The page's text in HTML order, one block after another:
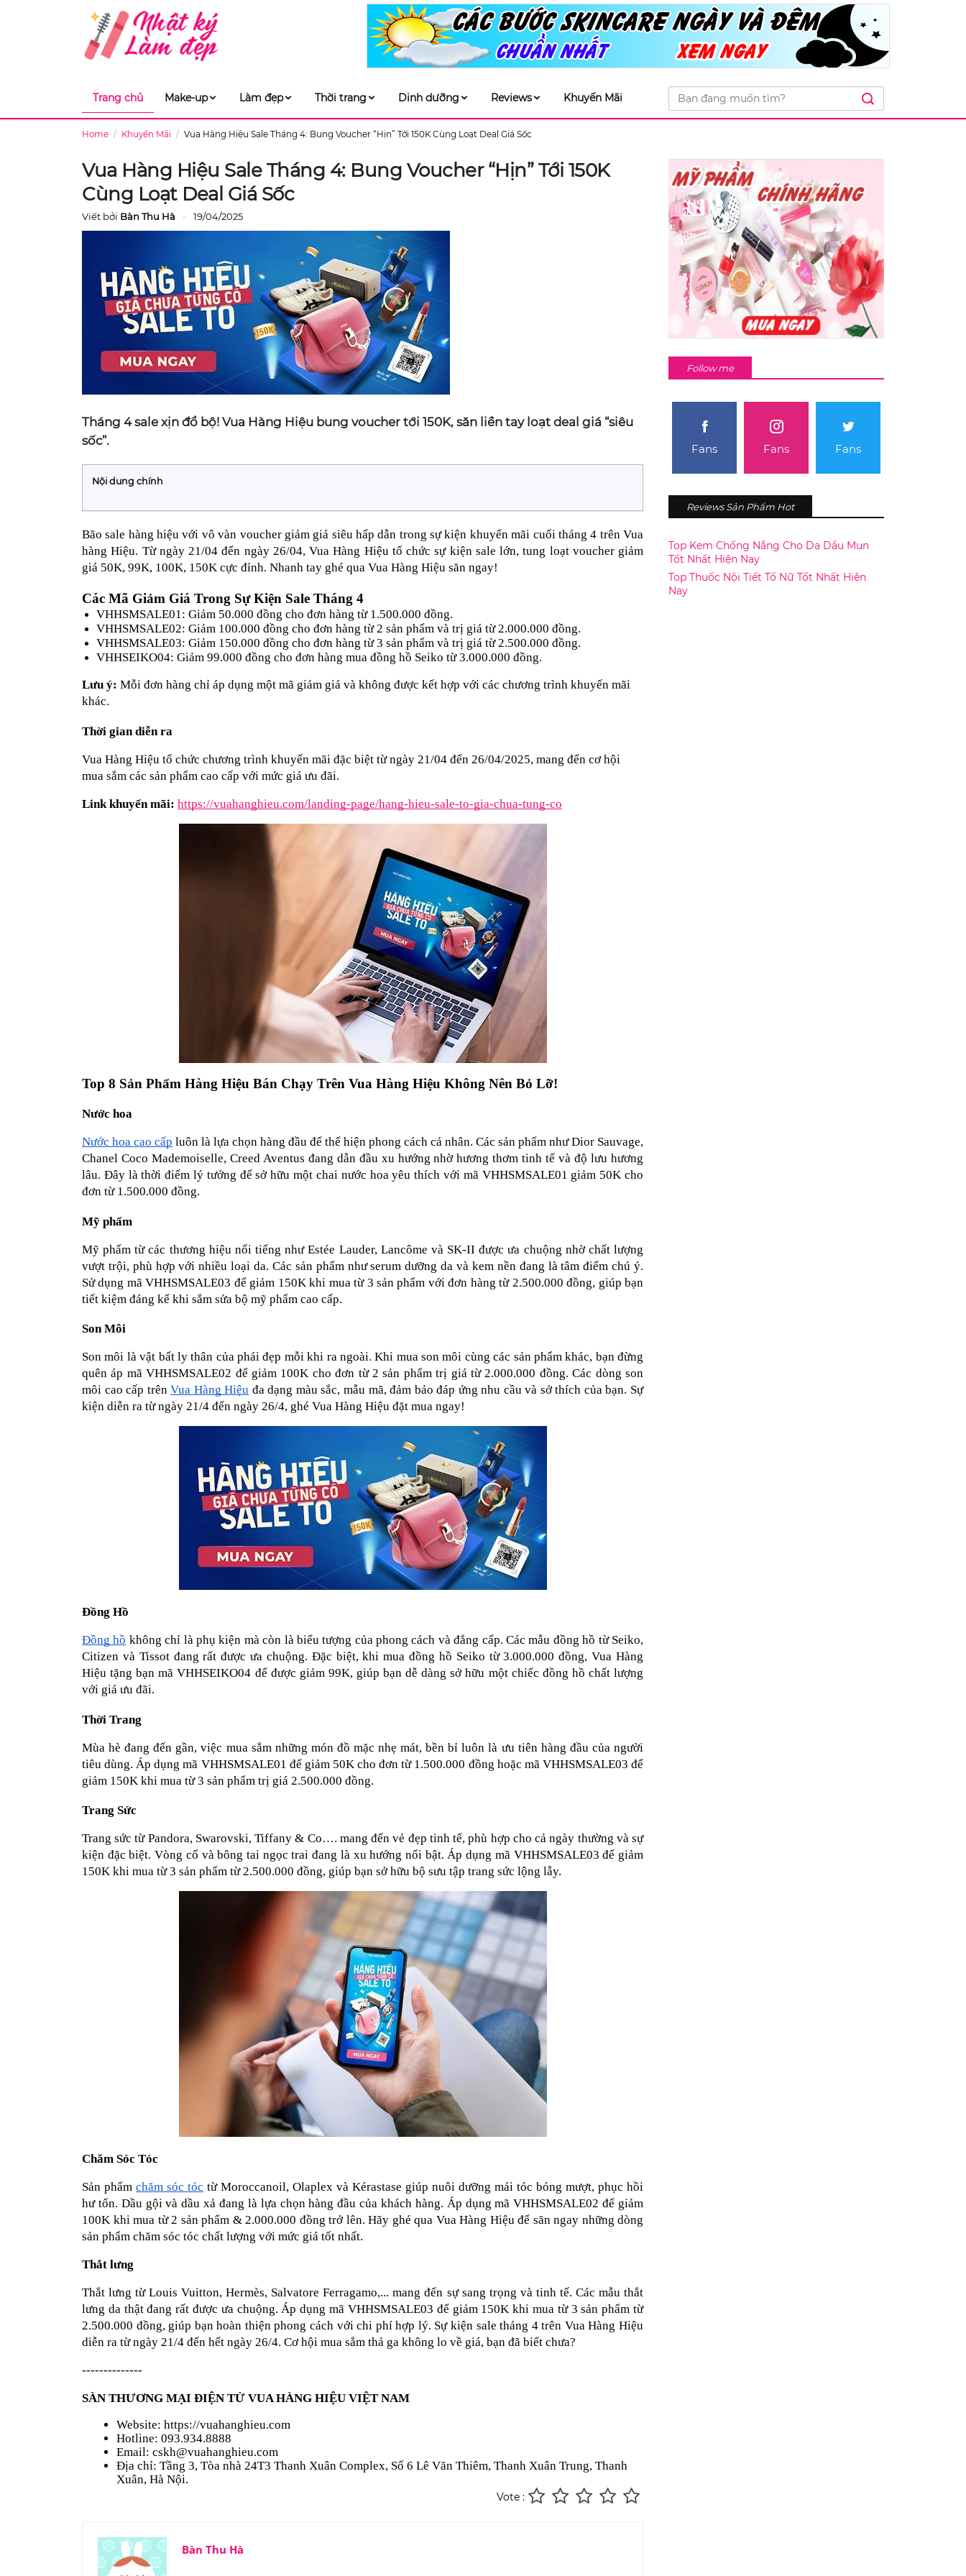
Trang chủ Make-up Làm đẹp Thời trang Dinh dưỡng Reviews Khuyến Mãi
Home Khuyến Mãi Vua Hàng Hiệu Sale Tháng 4: Bung Voucher “Hịn” Tới 150K Cùng Loạt Deal Giá Sốc
Vua Hàng Hiệu Sale Tháng 4: Bung Voucher “Hịn” Tới 150K
Cùng Loạt Deal Giá Sốc
Viết bởi Bàn Thu Hà 19/04/2025
Tháng 4 sale xịn đổ bộ! Vua Hàng Hiệu bung voucher tới 150K, săn liền tay loạt deal giá “siêu
sốc”.
Nội dung chính
Bão sale hàng hiệu với vô vàn voucher giảm giá siêu hấp dẫn trong sự kiện khuyến mãi cuối tháng 4 trên Vua
hàng Hiệu. Từ ngày 21/04 đến ngày 26/04, Vua Hàng Hiệu tổ chức sự kiện sale lớn, tung loạt voucher giảm
giá 50K, 99K, 100K, 150K cực đỉnh. Nhanh tay ghé qua Vua Hàng Hiệu săn ngay!
Các Mã Giảm Giá Trong Sự Kiện Sale Tháng 4
VHHSMSALE01: Giảm 50.000 đồng cho đơn hàng từ 1.500.000 đồng.
VHHSMSALE02: Giảm 100.000 đồng cho đơn hàng từ 2 sản phẩm và trị giá từ 2.000.000 đồng.
VHHSMSALE03: Giảm 150.000 đồng cho đơn hàng từ 3 sản phẩm và trị giá từ 2.500.000 đồng.
VHHSEIKO04: Giảm 99.000 đồng cho đơn hàng mua đồng hồ Seiko từ 3.000.000 đồng.
Lưu ý: Mỗi đơn hàng chỉ áp dụng một mã giảm giá và không được kết hợp với các chương trình khuyến mãi
khác.
Thời gian diễn ra
Vua Hàng Hiệu tổ chức chương trình khuyến mãi đặc biệt từ ngày 21/04 đến 26/04/2025, mang đến cơ hội
mua sắm các sản phẩm cao cấp với mức giá ưu đãi.
Link khuyến mãi: https://vuahanghieu.com/landing-page/hang-hieu-sale-to-gia-chua-tung-co
Top 8 Sản Phẩm Hàng Hiệu Bán Chạy Trên Vua Hàng Hiệu Không Nên Bỏ Lỡ!
Nước hoa
Nước hoa cao cấp luôn là lựa chọn hàng đầu để thể hiện phong cách cá nhân. Các sản phẩm như Dior Sauvage,
Chanel Coco Mademoiselle, Creed Aventus đang dẫn đầu xu hướng nhờ hương thơm tinh tế và độ lưu hương
lâu. Đây là thời điểm lý tưởng để sở hữu một chai nước hoa yêu thích với mã VHHSMSALE01 giảm 50K cho
đơn từ 1.500.000 đồng.
Mỹ phẩm
Mỹ phẩm từ các thương hiệu nổi tiếng như Estée Lauder, Lancôme và SK-II được ưa chuộng nhờ chất lượng
vượt trội, phù hợp với nhiều loại da. Các sản phẩm như serum dưỡng da và kem nền đang là tâm điểm chú ý.
Sử dụng mã VHHSMSALE03 để giảm 150K khi mua từ 3 sản phẩm với đơn hàng từ 2.500.000 đồng, giúp bạn
tiết kiệm đáng kể khi sắm sửa bộ mỹ phẩm cao cấp.
Son Môi
Son môi là vật bất ly thân của phái đẹp mỗi khi ra ngoài. Khi mua son môi cùng các sản phẩm khác, bạn đừng
quên áp mã VHHSMSALE02 để giảm 100K cho đơn từ 2 sản phẩm trị giá từ 2.000.000 đồng. Các dòng son
môi cao cấp trên Vua Hàng Hiệu đa dạng màu sắc, mẫu mã, đảm bảo đáp ứng nhu cầu và sở thích của bạn. Sự
kiện diễn ra từ ngày 21/4 đến ngày 26/4, ghé Vua Hàng Hiệu đặt mua ngay!
Đồng Hồ
Đồng hồ không chỉ là phụ kiện mà còn là biểu tượng của phong cách và đẳng cấp. Các mẫu đồng hồ từ Seiko,
Citizen và Tissot đang rất được ưa chuộng. Đặc biệt, khi mua đồng hồ Seiko từ 3.000.000 đồng, Vua Hàng
Hiệu tặng bạn mã VHHSEIKO04 để được giảm 99K, giúp bạn dễ dàng sở hữu một chiếc đồng hồ chất lượng
với giá ưu đãi.
Thời Trang
Mùa hè đang đến gần, việc mua sắm những món đồ mặc nhẹ mát, bền bỉ luôn là ưu tiên hàng đầu của người
tiêu dùng. Áp dụng mã VHHSMSALE01 để giảm 50K cho đơn từ 1.500.000 đồng hoặc mã VHHSMSALE03 để
giảm 150K khi mua từ 3 sản phẩm trị giá 2.500.000 đồng.
Trang Sức
Trang sức từ Pandora, Swarovski, Tiffany & Co…. mang đến vẻ đẹp tinh tế, phù hợp cho cả ngày thường và sự
kiện đặc biệt. Vòng cổ và bông tai ngọc trai đang là xu hướng nổi bật. Áp dụng mã VHHSMSALE03 để giảm
150K khi mua từ 3 sản phẩm từ 2.500.000 đồng, giúp bạn sở hữu bộ sưu tập trang sức lộng lẫy.
Chăm Sóc Tóc
Sản phẩm chăm sóc tóc từ Moroccanoil, Olaplex và Kérastase giúp nuôi dưỡng mái tóc bóng mượt, phục hồi
hư tổn. Dầu gội và dầu xả đang là lựa chọn hàng đầu của khách hàng. Áp dụng mã VHHSMSALE02 để giảm
100K khi mua từ 2 sản phẩm & 2.000.000 đồng trở lên. Hãy ghé qua Vua Hàng Hiệu để săn ngay những dòng
sản phẩm chăm sóc tóc chất lượng với mức giá tốt nhất.
Thắt lưng
Thắt lưng từ Louis Vuitton, Hermès, Salvatore Ferragamo,... mang đến sự sang trọng và tinh tế. Các mẫu thắt
lưng da thật đang rất được ưa chuộng. Áp dụng mã VHHSMSALE03 để giảm 150K khi mua từ 3 sản phẩm từ
2.500.000 đồng, giúp bạn hoàn thiện phong cách với chi phí hợp lý. Sự kiện sale tháng 4 trên Vua Hàng Hiệu
diễn ra từ ngày 21/4 đến hết ngày 26/4. Cơ hội mua sắm thả ga không lo về giá, bạn đã biết chưa?
--------------
SÀN THƯƠNG MẠI ĐIỆN TỬ VUA HÀNG HIỆU VIỆT NAM
Website: https://vuahanghieu.com
Hotline: 093.934.8888
Email: cskh@vuahanghieu.com
Địa chỉ: Tầng 3, Tòa nhà 24T3 Thanh Xuân Complex, Số 6 Lê Văn Thiêm, Thanh Xuân Trung, Thanh
Xuân, Hà Nội.
Vote :
Bàn Thu Hà
Follow me
Fans Fans Fans
Reviews Sản Phẩm Hot
Top Kem Chống Nắng Cho Da Dầu Mụn
Tốt Nhất Hiện Nay
Top Thuốc Nội Tiết Tố Nữ Tốt Nhất Hiện
Nay